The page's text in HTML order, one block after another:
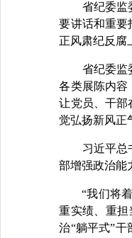
省纪委监委
要讲话和重要
正风肃纪反腐
省纪委监委
各类展陈内容
让党员、干部
觉弘扬新风正
习近平总书
部增强政治能
“我们将着
重实绩、重担
治“躺平式”